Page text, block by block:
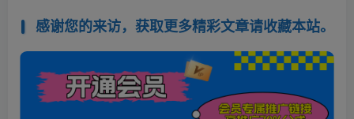
感谢您的来访，获取更多精彩文章请收藏本站。